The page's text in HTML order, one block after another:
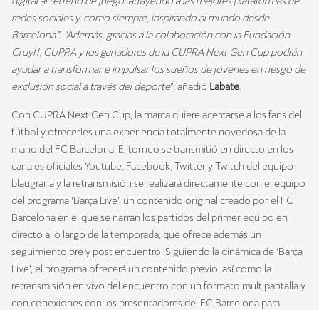
redes sociales y, como siempre, inspirando al mundo desde
Barcelona”. “Además, gracias a la colaboración con la Fundación
Cruyff, CUPRA y los ganadores de la CUPRA Next Gen Cup podrán
ayudar a transformar e impulsar los sueños de jóvenes en riesgo de
exclusión social a través del deporte”. añadió Labate
Con CUPRA Next Gen Cup, la marca quiere acercarse a los fans del
fútbol y ofrecerles una experiencia totalmente novedosa de la
mano del FC Barcelona. El torneo se transmitió en directo en los
canales oficiales Youtube, Facebook, Twitter y Twitch del equipo
blaugrana y la retransmisión se realizará directamente con el equipo
del programa ‘Barça Live’, un contenido original creado por el FC
Barcelona en el que se narran los partidos del primer equipo en
directo a lo largo de la temporada, que ofrece además un
seguimiento pre y post encuentro. Siguiendo la dinámica de ‘Barça
Live’, el programa ofrecerá un contenido previo, así como la
retransmisión en vivo del encuentro con un formato multipantalla y
con conexiones con los presentadores del FC Barcelona para